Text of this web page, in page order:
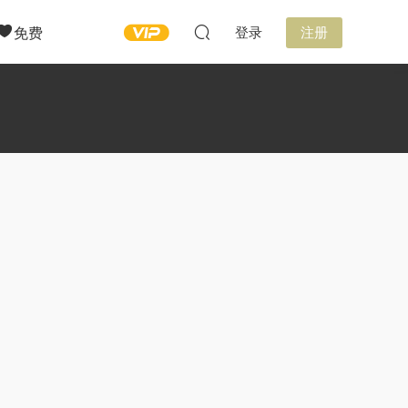
免费 登录 注册